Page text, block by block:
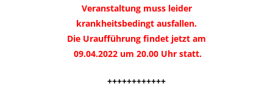
Veranstaltung muss leider
krankheitsbedingt ausfallen.
Die Uraufführung findet jetzt am
09.04.2022 um 20.00 Uhr statt.
++++++++++++